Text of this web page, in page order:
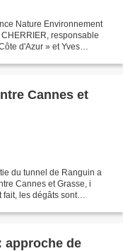
Nature Environnement
responsable
d'Azur » et Yves
Cannes et
du tunnel de Ranguin a
Cannes et Grasse, i
fait, les dégâts sont
approche de